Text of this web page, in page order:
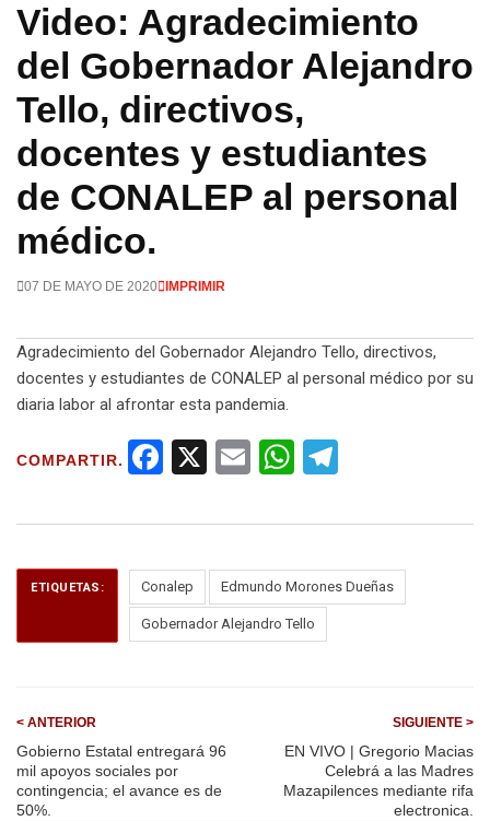
Video: Agradecimiento
del Gobernador Alejandro
Tello, directivos,
docentes y estudiantes
de CONALEP al personal
médico.
07 DE MAYO DE 2020 IMPRIMIR
Agradecimiento del Gobernador Alejandro Tello, directivos,
docentes y estudiantes de CONALEP al personal médico por su
diaria labor al afrontar esta pandemia.
COMPARTIR.
F
ce
b
o
o
X
E
ail
W
at
s
A
p
e
gr
a
ETIQUETAS: Conalep Edmundo Morones Dueñas
Gobernador Alejandro Tello
< ANTERIOR
Gobierno Estatal entregará 96
mil apoyos sociales por
contingencia; el avance es de
50%.
SIGUIENTE >
EN VIVO | Gregorio Macias
Celebrá a las Madres
Mazapilences mediante rifa
electronica.